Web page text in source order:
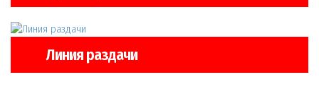
Линия раздачи